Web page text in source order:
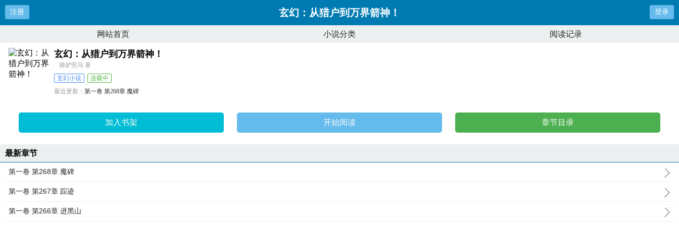
注册 玄幻：从猎户到万界箭神！ 登录
网站首页 小说分类 阅读记录
玄幻：从猎户到万界箭神！
骑驴照马 著
玄幻小说
连载中
最近更新： 第一卷 第268章 魔碑
加入书架 开始阅读 章节目录
最新章节
第一卷 第268章 魔碑
第一卷 第267章 踪迹
第一卷 第266章 进黑山